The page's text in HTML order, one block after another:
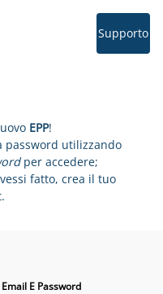
Supporto
EPP!
password utilizzando
per accedere;
fatto, crea il tuo
E Password